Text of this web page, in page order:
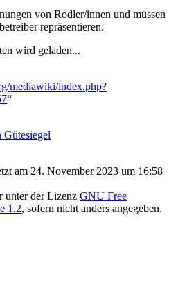
von Rodler/innen und müssen
repräsentieren.
wird geladen...
mediawiki/index.php?
“
am 24. November 2023 um 16:58
unter der Lizenz GNU Free
1.2, sofern nicht anders angegeben.